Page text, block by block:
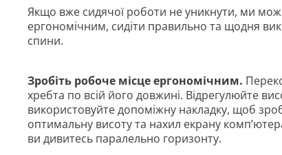
Якщо вже сидячої роботи не уникнути, ми
ергономічним, сидіти правильно та щодня
спини.
Зробіть робоче місце ергономічним.
хребта по всій його довжині. Відрегулюйте
використовуйте допоміжну накладку, щоб
оптимальну висоту та нахил екрану
ви дивитесь паралельно горизонту.